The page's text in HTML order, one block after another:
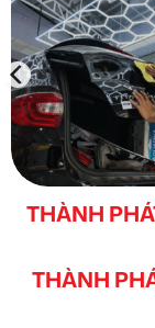
THÀNH
THÀNH